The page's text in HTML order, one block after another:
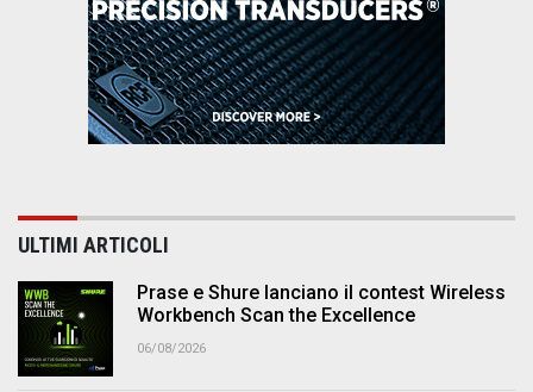
ULTIMI ARTICOLI
Prase e Shure lanciano il contest Wireless
Workbench Scan the Excellence
06/08/2026